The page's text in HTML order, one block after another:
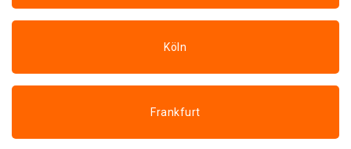
Köln
Frankfurt